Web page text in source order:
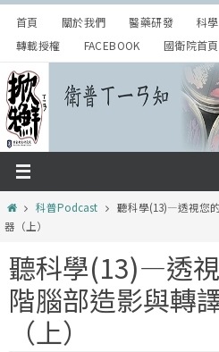
Skip
content
首頁 關於我們 醫藥研發 科
轉載授權
FACEBOOK 國衛院首頁
Home科普Podcast
聽科學(13)—透視您
器（上）
聽科學(13)—透
階腦部造影與轉
（上）